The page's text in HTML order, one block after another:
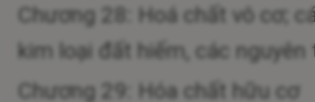
Chương 28: Hoá chất vô cơ;
kim loại đất hiếm, các
Chương 29: Hóa chất hữu cơ